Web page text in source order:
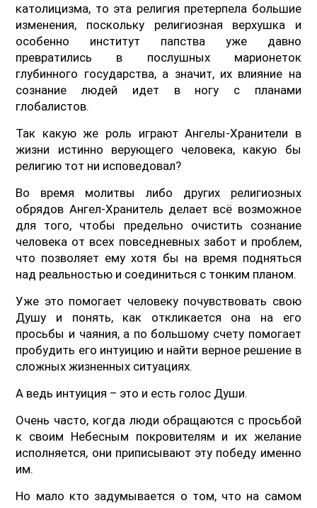
католицизма, то эта религия претерпела большие
изменения, поскольку религиозная верхушка и
особенно институт папства уже давно
превратились в послушных марионеток
глубинного государства, а значит, их влияние на
сознание людей идет в ногу с планами
глобалистов.
Так какую же роль играют Ангелы-Хранители в
жизни истинно верующего человека, какую бы
религию тот ни исповедовал?
Во время молитвы либо других религиозных
обрядов Ангел-Хранитель делает всё возможное
для того, чтобы предельно очистить сознание
человека от всех повседневных забот и проблем,
что позволяет ему хотя бы на время подняться
над реальностью и соединиться с тонким планом.
Уже это помогает человеку почувствовать свою
Душу и понять, как откликается она на его
просьбы и чаяния, а по большому счету помогает
пробудить его интуицию и найти верное решение в
сложных жизненных ситуациях.
А ведь интуиция – это и есть голос Души.
Очень часто, когда люди обращаются с просьбой
к своим Небесным покровителям и их желание
исполняется, они приписывают эту победу именно
им.
Но мало кто задумывается о том, что на самом